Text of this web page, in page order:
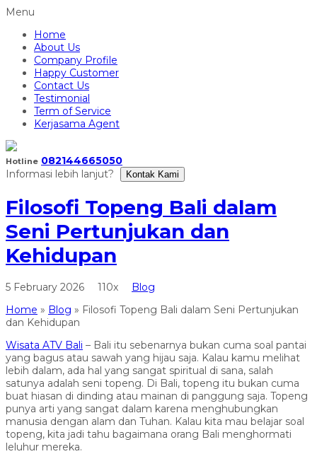
Menu
Home
About Us
Company Profile
Happy Customer
Contact Us
Testimonial
Term of Service
Kerjasama Agent
Hotline 082144665050
Informasi lebih lanjut?
Kontak Kami
Filosofi Topeng Bali dalam
Seni Pertunjukan dan
Kehidupan
5 February 2026 110x
Blog
Home » Blog » Filosofi Topeng Bali dalam Seni Pertunjukan
dan Kehidupan
Wisata ATV Bali – Bali itu sebenarnya bukan cuma soal pantai
yang bagus atau sawah yang hijau saja. Kalau kamu melihat
lebih dalam, ada hal yang sangat spiritual di sana, salah
satunya adalah seni topeng. Di Bali, topeng itu bukan cuma
buat hiasan di dinding atau mainan di panggung saja. Topeng
punya arti yang sangat dalam karena menghubungkan
manusia dengan alam dan Tuhan. Kalau kita mau belajar soal
topeng, kita jadi tahu bagaimana orang Bali menghormati
leluhur mereka.